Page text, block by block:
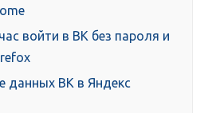
войти в ВК без пароля и
данных ВК в Яндекс